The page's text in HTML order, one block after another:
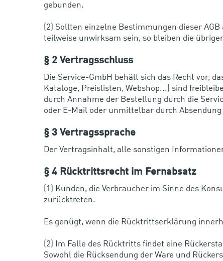
gebunden.
(2) Sollten einzelne Bestimmungen dieser
teilweise unwirksam sein, so bleiben die
§ 2 Vertragsschluss
Die Service-GmbH behält sich das Recht vor,
Kataloge, Preislisten, Webshop...) sind
durch Annahme der Bestellung durch die
oder E-Mail oder unmittelbar durch
§ 3 Vertragssprache
Der Vertragsinhalt, alle sonstigen
§ 4 Rücktrittsrecht im Fernabsatz
(1) Kunden, die Verbraucher im Sinne des
zurücktreten.
Es genügt, wenn die Rücktrittserklärung
(2) Im Falle des Rücktritts findet eine
Sowohl die Rücksendung der Ware und